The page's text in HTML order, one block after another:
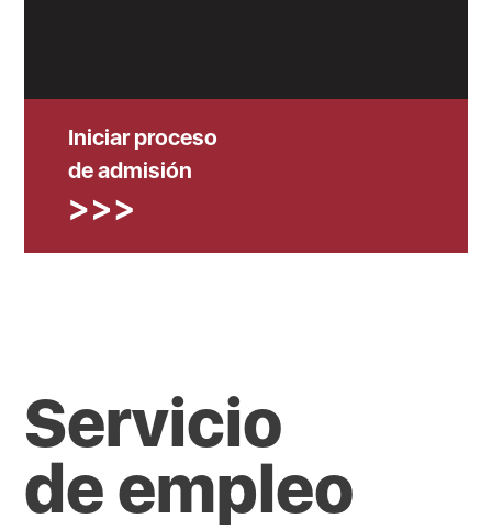
Iniciar proceso
de admisión
Servicio
de empleo